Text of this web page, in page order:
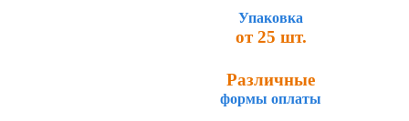
Упаковка
от 25 шт.
Различные
формы оплаты